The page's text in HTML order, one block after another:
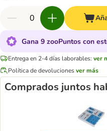
Gana 9 zooPuntos con
Entrega en 2-4 días laborables: ver
Política de devolucionesver más
Comprados juntos